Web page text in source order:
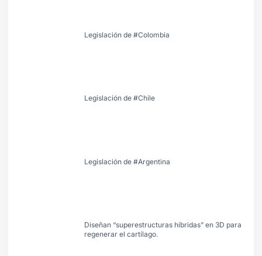
Legislación de #Colombia
Legislación de #Chile
Legislación de #Argentina
Diseñan “superestructuras híbridas” en 3D para
regenerar el cartílago.